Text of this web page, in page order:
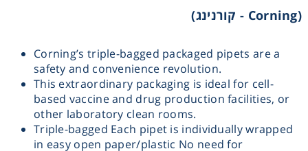
(Corning - קורנינג)
Corning’s triple-bagged packaged pipets are a
safety and convenience revolution.
This extraordinary packaging is ideal for cell-
based vaccine and drug production facilities, or
other laboratory clean rooms.
Triple-bagged Each pipet is individually wrapped
in easy open paper/plastic No need for
Shaking & Stirring
Storage
Thermometry
Washing